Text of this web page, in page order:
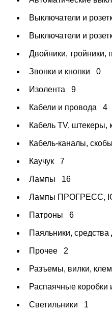
Выключатели и
Выключатели и
Двойники, тройники,
Звонки и кнопки 0
Изолента 9
Кабели и провода 4
Кабель TV, штекеры,
Кабель-каналы,
Каучук 7
Лампы 16
Лампы ПРОГРЕСС,
Патроны 6
Паяльники, средства
Прочее 2
Разъемы, вилки,
Распаячные коробки
Светильники 1